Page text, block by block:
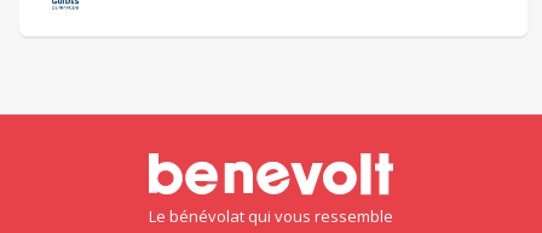
Le bénévolat qui vous ressemble